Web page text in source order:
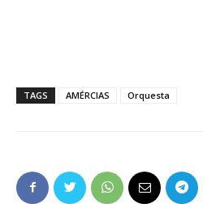
TAGS AMÉRCIAS Orquesta